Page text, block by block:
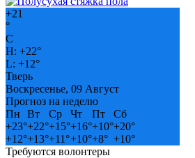
+21
°
C
H: +22°
L: +12°
Тверь
Воскресенье, 09 Август
Прогноз на неделю
Пн
Вт Ср Чт Пт
Сб
+23°+22°+15°+16°+10°+20°
+12°+13°+11°+10°+8° +10°
Требуются волонтеры